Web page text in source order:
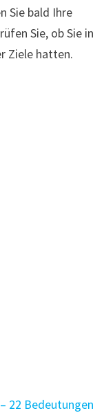
Sie bald Ihre
Sie, ob Sie in
Ziele hatten.
22 Bedeutungen